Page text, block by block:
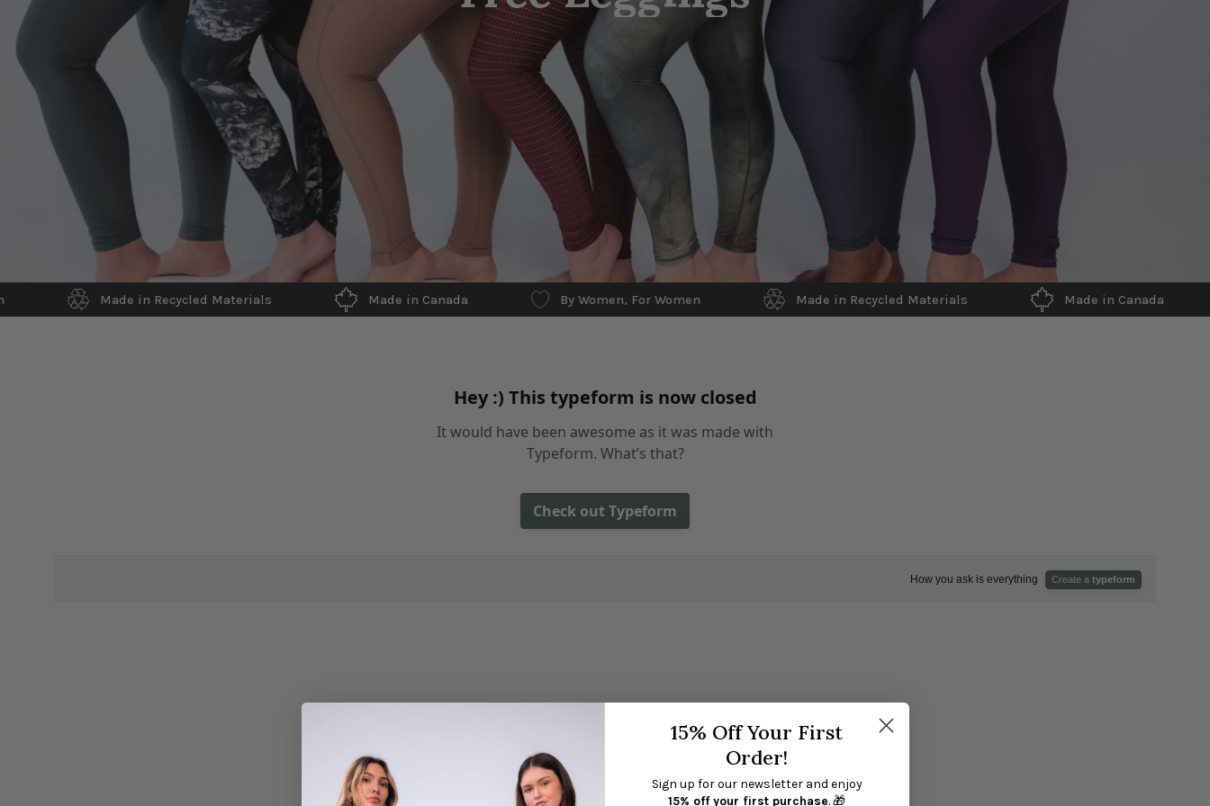
Made in Recycled Materials Made in Canada By Women, For Women Made in Recycled Materials Made in Canada
15% Off Your First
Order!
Sign up for our newsletter and enjoy
15% off your first purchase. 🎁